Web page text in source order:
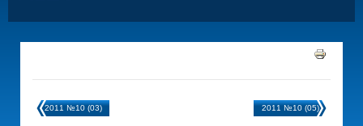
2011 №10 (03) 2011 №10 (05)